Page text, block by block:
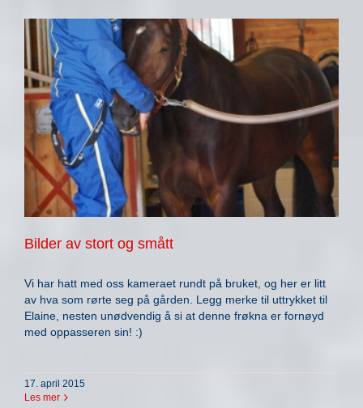
Bilder av stort og smått
Vi har hatt med oss kameraet rundt på bruket, og her er litt
av hva som rørte seg på gården. Legg merke til uttrykket til
Elaine, nesten unødvendig å si at denne frøkna er fornøyd
med oppasseren sin! :)
17. april 2015
Les mer